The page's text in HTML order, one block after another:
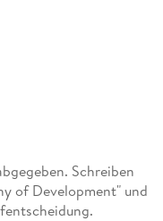
Schreiben
of Development" und